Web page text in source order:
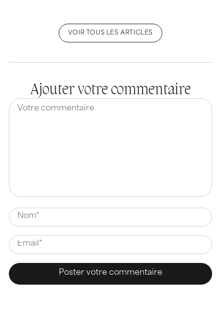
VOIR TOUS LES ARTICLES
Ajouter votre commentaire